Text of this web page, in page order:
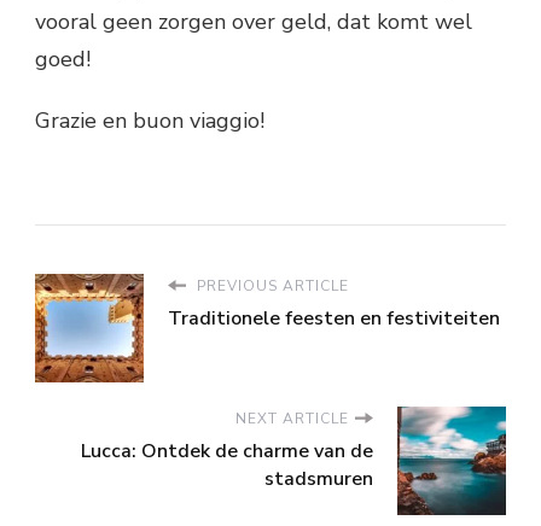
vooral geen zorgen over geld, dat komt wel
goed!
Grazie en buon viaggio!
PREVIOUS ARTICLE
Traditionele feesten en festiviteiten
NEXT ARTICLE
Lucca: Ontdek de charme van de
stadsmuren